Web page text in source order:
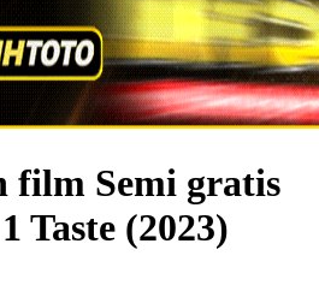
film Semi gratis
Taste (2023)